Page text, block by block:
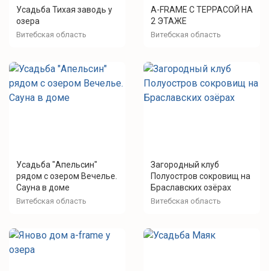
Усадьба Тихая заводь у
озера
Витебская область
А-FRAME С ТЕРРАСОЙ НА
2 ЭТАЖЕ
Витебская область
Усадьба "Апельсин"
рядом с озером Вечелье.
Сауна в доме
Витебская область
Загородный клуб
Полуостров сокровищ на
Браславских озёрах
Витебская область